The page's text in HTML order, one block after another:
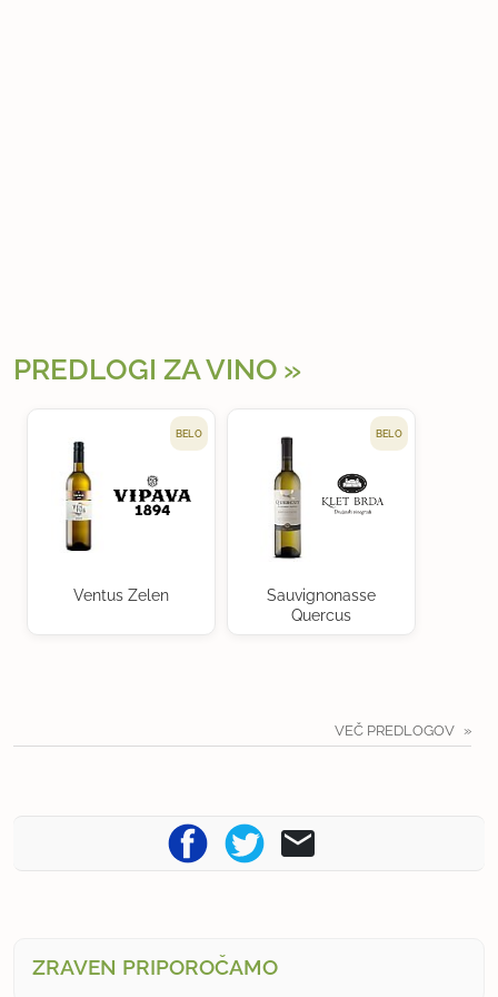
PREDLOGI ZA VINO
BELO
Ventus Zelen
BELO
Sauvignonasse
Quercus
VEČ PREDLOGOV
ZRAVEN PRIPOROČAMO